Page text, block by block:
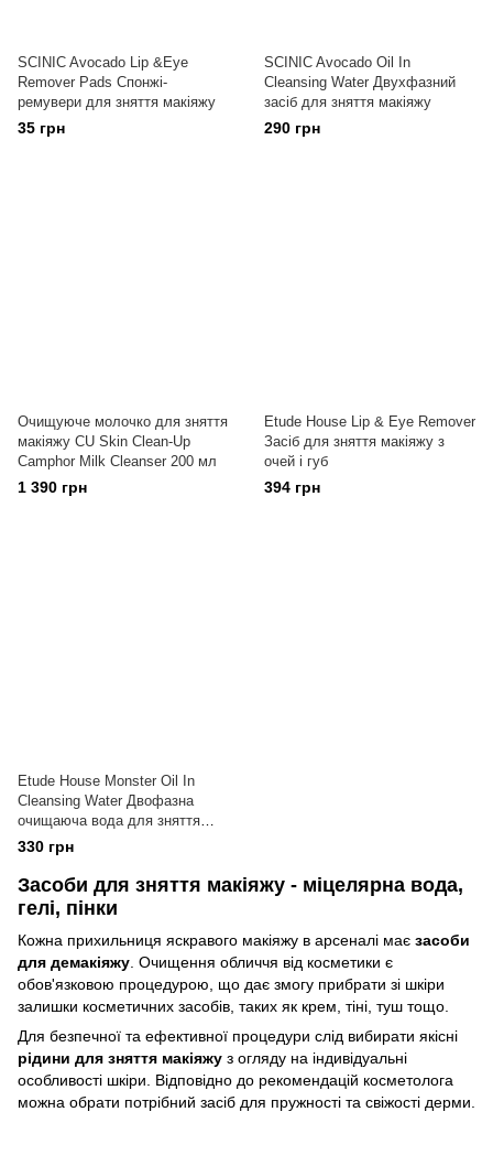
SCINIC Avocado Lip &Eye
Remover Pads Спонжі-
ремувери для зняття макіяжу
35 грн
SCINIC Avocado Oil In
Cleansing Water Двухфазний
засіб для зняття макіяжу
290 грн
Очищуюче молочко для зняття
макіяжу CU Skin Сlean-Up
Camphor Milk Cleanser 200 мл
1 390 грн
Etude House Lip & Eye Remover
Засіб для зняття макіяжу з
очей і губ
394 грн
Etude House Monster Oil In
Cleansing Water Двофазна
очищаюча вода для зняття
стійкого макіяжу
330 грн
Засоби для зняття макіяжу - міцелярна вода,
гелі, пінки
Кожна прихильниця яскравого макіяжу в арсеналі має засоби
для демакіяжу. Очищення обличчя від косметики є
обов'язковою процедурою, що дає змогу прибрати зі шкіри
залишки косметичних засобів, таких як крем, тіні, туш тощо.
Для безпечної та ефективної процедури слід вибирати якісні
рідини для зняття макіяжу з огляду на індивідуальні
особливості шкіри. Відповідно до рекомендацій косметолога
можна обрати потрібний засіб для пружності та свіжості дерми.